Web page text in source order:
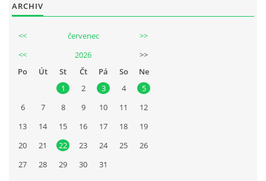
ARCHIV
<< červenec
>>
<<
2026
>>
Po
Út St Čt Pá So
Ne
1
2 3 4
5
6
7 8 9 10 11
12
13
14 15 16 17 18
19
20
21 22 23 24 25
26
27
28 29 30 31